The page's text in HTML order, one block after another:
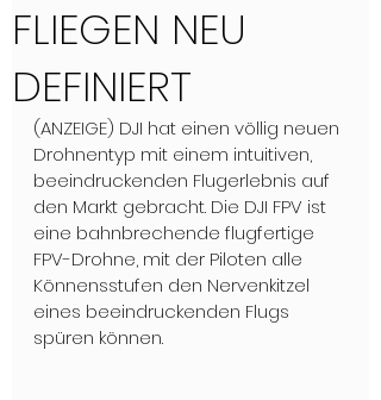
FLIEGEN NEU
DEFINIERT
(ANZEIGE) DJI hat einen völlig neuen
Drohnentyp mit einem intuitiven,
beeindruckenden Flugerlebnis auf
den Markt gebracht. Die DJI FPV ist
eine bahnbrechende flugfertige
FPV-Drohne, mit der Piloten alle
Könnensstufen den Nervenkitzel
eines beeindruckenden Flugs
spüren können.